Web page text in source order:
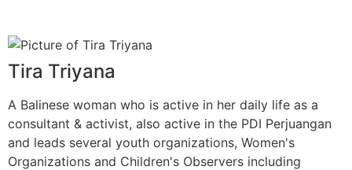
Tira Triyana
A Balinese woman who is active in her daily life as a
consultant & activist, also active in the PDI Perjuangan
and leads several youth organizations, Women's
Organizations and Children's Observers including